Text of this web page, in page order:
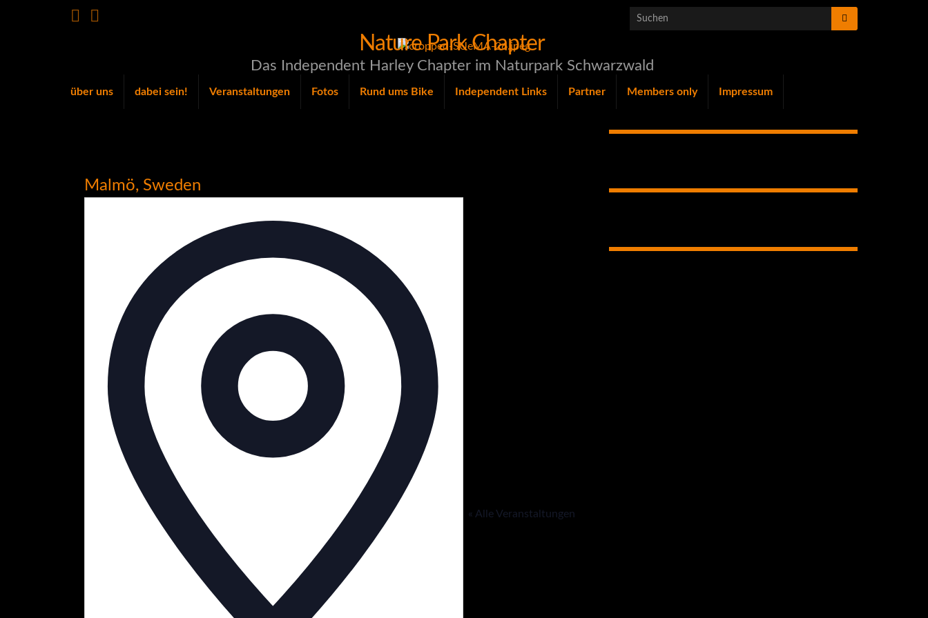
Search for:
Nature Park Chapter
Das Independent Harley Chapter im Naturpark Schwarzwald
über uns dabei sein! Veranstaltungen Fotos Rund ums Bike Independent Links Partner Members only Impressum
Malmö, Sweden
« Alle Veranstaltungen